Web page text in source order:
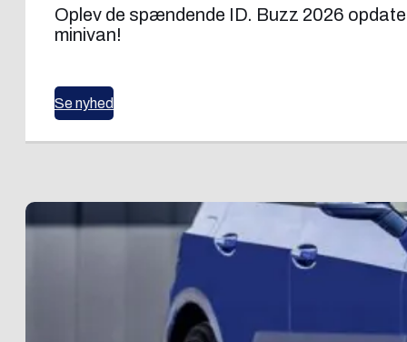
Oplev de spændende ID. Buzz 2026
minivan!
Se nyhed